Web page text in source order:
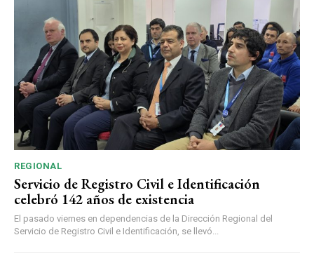
REGIONAL
Servicio de Registro Civil e Identificación
celebró 142 años de existencia
El pasado viernes en dependencias de la Dirección Regional del
Servicio de Registro Civil e Identificación, se llevó...